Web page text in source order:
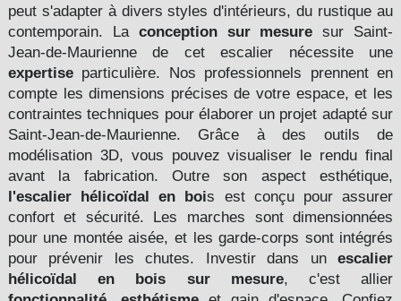
peut s'adapter à divers styles d'intérieurs, du rustique au
contemporain. La conception sur mesure sur Saint-
Jean-de-Maurienne de cet escalier nécessite une
expertise particulière. Nos professionnels prennent en
compte les dimensions précises de votre espace, et les
contraintes techniques pour élaborer un projet adapté sur
Saint-Jean-de-Maurienne. Grâce à des outils de
modélisation 3D, vous pouvez visualiser le rendu final
avant la fabrication. Outre son aspect esthétique,
l'escalier hélicoïdal en bois est conçu pour assurer
confort et sécurité. Les marches sont dimensionnées
pour une montée aisée, et les garde-corps sont intégrés
pour prévenir les chutes. Investir dans unescalier
hélicoïdal en bois
sur mesure, c'est allier